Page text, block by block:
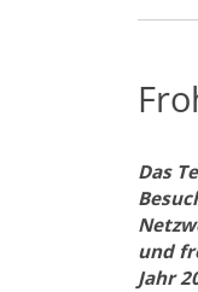
Das
und
Jahr